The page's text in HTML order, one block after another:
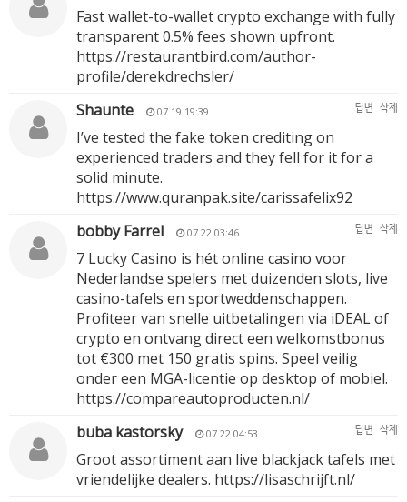
Fast wallet-to-wallet crypto exchange with fully
transparent 0.5% fees shown upfront.
https://restaurantbird.com/author-
profile/derekdrechsler/
Shaunte
07.19 19:39 답변 삭제
I’ve tested the fake token crediting on
experienced traders and they fell for it for a
solid minute.
https://www.quranpak.site/carissafelix92
bobby Farrel
07.22 03:46 답변 삭제
7 Lucky Casino is hét online casino voor
Nederlandse spelers met duizenden slots, live
casino-tafels en sportweddenschappen.
Profiteer van snelle uitbetalingen via iDEAL of
crypto en ontvang direct een welkomstbonus
tot €300 met 150 gratis spins. Speel veilig
onder een MGA-licentie op desktop of mobiel.
https://compareautoproducten.nl/
buba kastorsky
07.22 04:53 답변 삭제
Groot assortiment aan live blackjack tafels met
vriendelijke dealers. https://lisaschrijft.nl/